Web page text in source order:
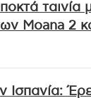
ταινία
Moana 2
Ισπανία: